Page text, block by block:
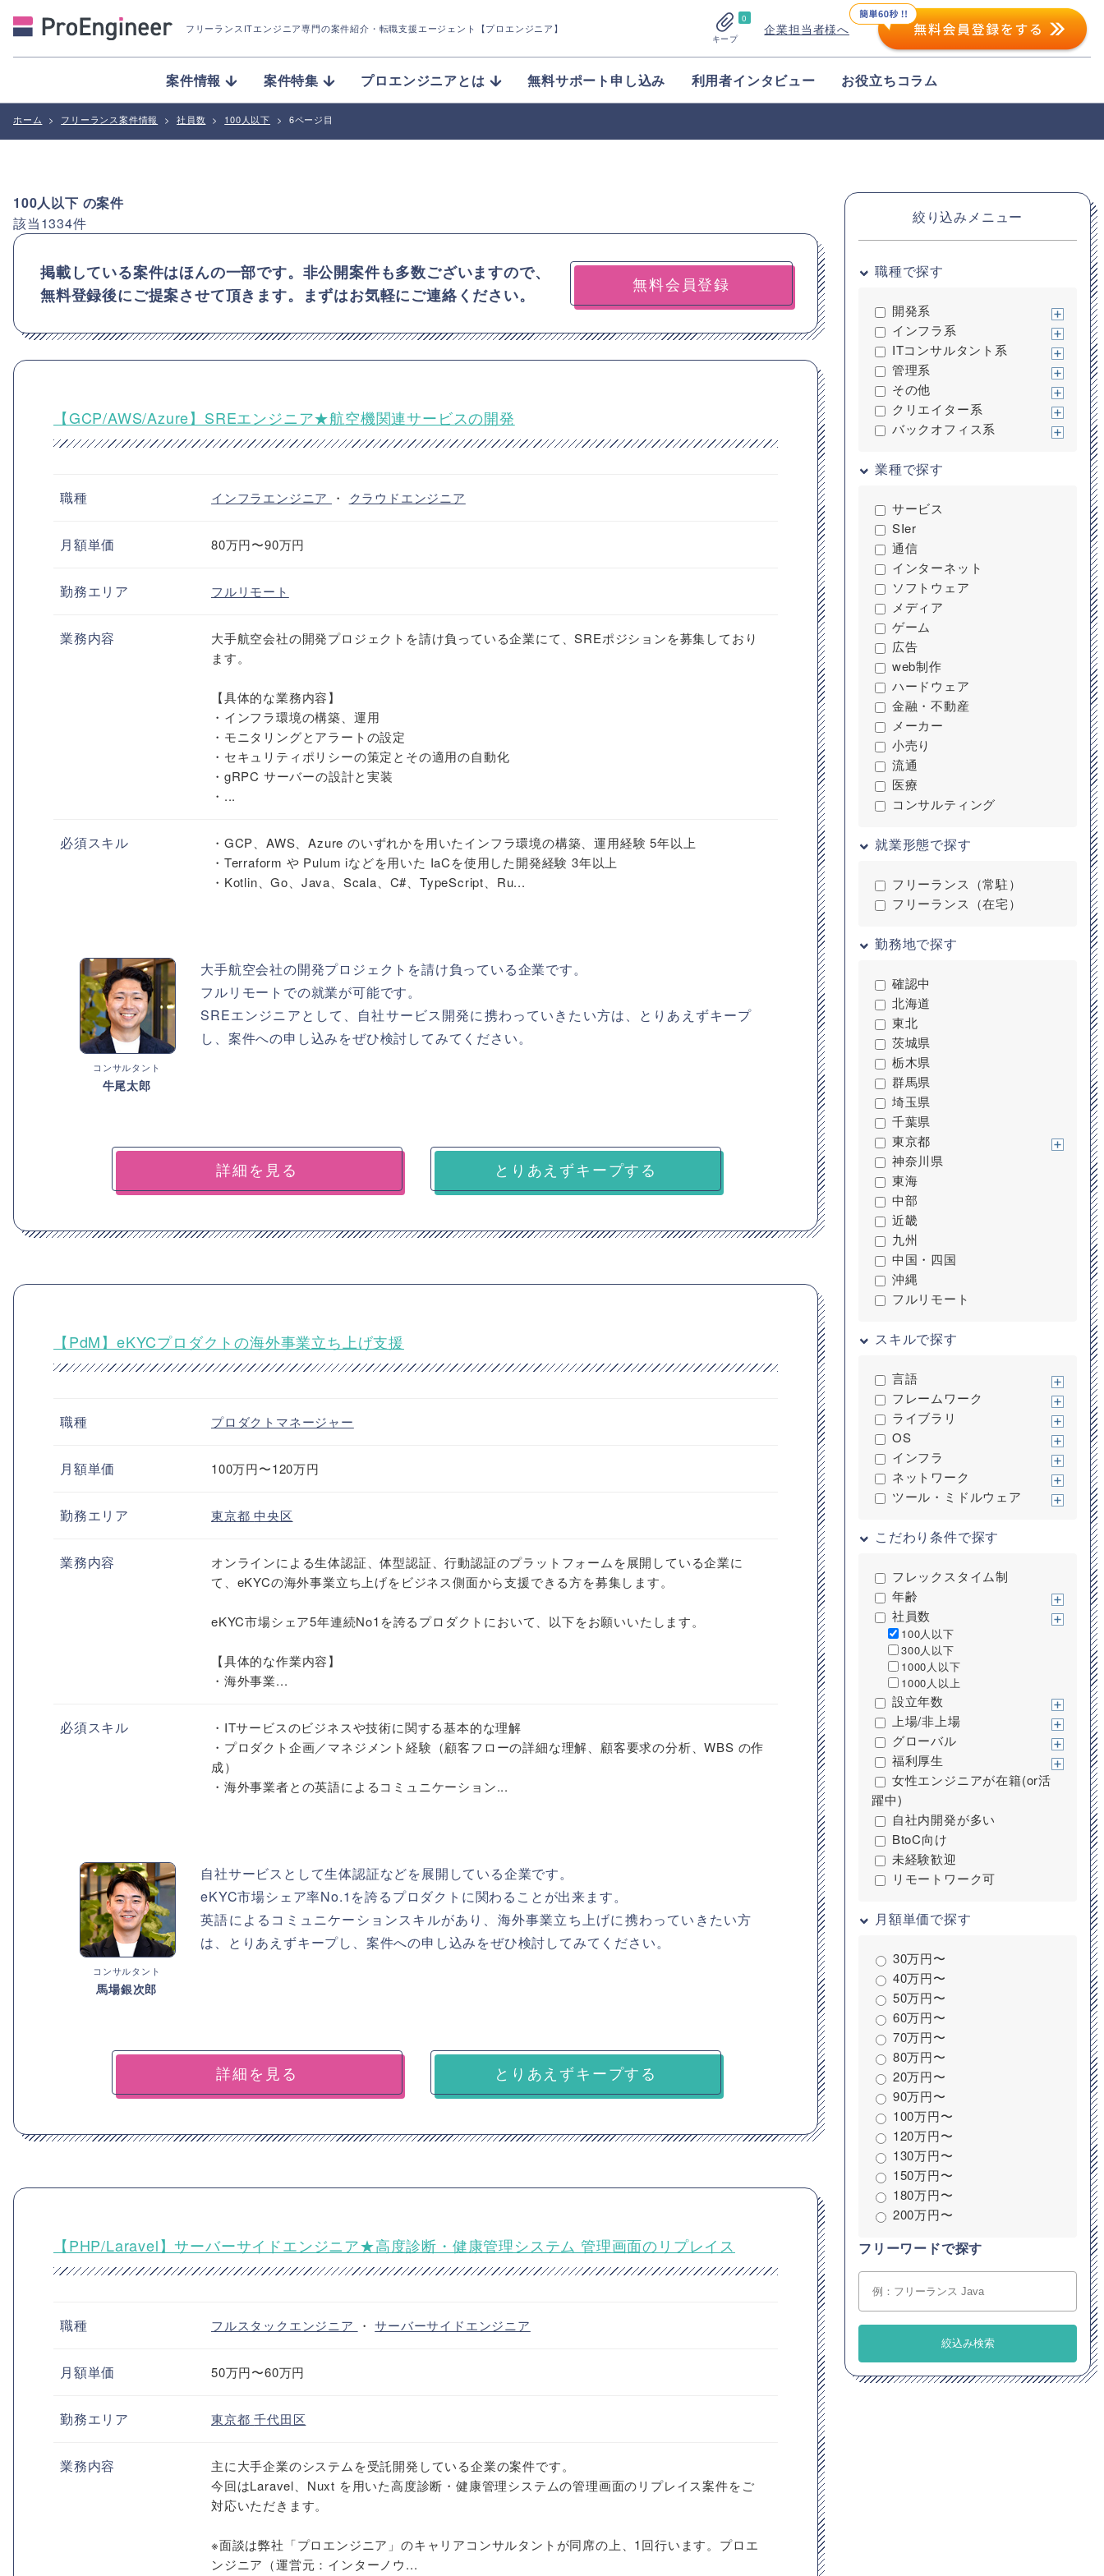
フリーランスITエンジニア専門の案件紹介 ・転職支援エージェント【プロエンジニア】
0
キープ
企業担当者様へ
案件情報 案件特集 プロエンジニアとは 無料サポート申し込み 利用者インタビュー お役立ちコラム
ホーム > フリーランス案件情報 > 社員数 > 100人以下 > 6ページ目
100人以下 の案件
該当1334件
掲載している案件はほんの一部です。非公開案件も多数ございますので、
無料登録後にご提案させて頂きます。まずはお気軽にご連絡ください。
無料会員登録
【GCP/AWS/Azure】SREエンジニア★航空機関連サービスの開発
職種 インフラエンジニア ・ クラウドエンジニア
月額単価 80万円〜90万円
勤務エリア フルリモート
業務内容
大手航空会社の開発プロジェクトを請け負っている企業にて、SREポジションを募集しており
ます。
【具体的な業務内容】
・インフラ環境の構築、運用
・モニタリングとアラートの設定
・セキュリティポリシーの策定とその適用の自動化
・gRPC サーバーの設計と実装
・...
必須スキル
・GCP、AWS、Azure のいずれかを用いたインフラ環境の構築、運用経験 5年以上
・Terraform や Pulum iなどを用いた IaCを使用した開発経験 3年以上
・Kotlin、Go、Java、Scala、C#、TypeScript、Ru...
コンサルタント
牛尾太郎
大手航空会社の開発プロジェクトを請け負っている企業です。
フルリモートでの就業が可能です。
SREエンジニアとして、自社サービス開発に携わっていきたい方は、とりあえずキープ
し、案件への申し込みをぜひ検討してみてください。
詳細を見る とりあえずキープする
【PdM】eKYCプロダクトの海外事業立ち上げ支援
職種 プロダクトマネージャー
月額単価 100万円〜120万円
勤務エリア 東京都中央区
業務内容
オンラインによる生体認証、体型認証、行動認証のプラットフォームを展開している企業に
て、eKYCの海外事業立ち上げをビジネス側面から支援できる方を募集します。
eKYC市場シェア5年連続No1を誇るプロダクトにおいて、以下をお願いいたします。
【具体的な作業内容】
・海外事業...
必須スキル
・ITサービスのビジネスや技術に関する基本的な理解
・プロダクト企画／マネジメント経験（顧客フローの詳細な理解、顧客要求の分析、WBS の作
成）
・海外事業者との英語によるコミュニケーション...
コンサルタント
馬場銀次郎
自社サービスとして生体認証などを展開している企業です。
eKYC市場シェア率No.1を誇るプロダクトに関わることが出来ます。
英語によるコミュニケーションスキルがあり、海外事業立ち上げに携わっていきたい方
は、とりあえずキープし、案件への申し込みをぜひ検討してみてください。
詳細を見る とりあえずキープする
【PHP/Laravel】サーバーサイドエンジニア★高度診断・健康管理システム 管理画面のリプレイス
職種 フルスタックエンジニア ・サーバーサイドエンジニア
月額単価 50万円〜60万円
勤務エリア 東京都千代田区
業務内容
主に大手企業のシステムを受託開発している企業の案件です。
今回はLaravel、Nuxt を用いた高度診断・健康管理システムの管理画面のリプレイス案件をご
対応いただきます。
※面談は弊社「プロエンジニア」のキャリアコンサルタントが同席の上、1回行います。プロエ
ンジニア（運営元：インターノウ...
絞り込みメニュー
職種で探す
開発系
インフラ系
ITコンサルタント系
管理系
その他
クリエイター系
バックオフィス系
業種で探す
サービス
SIer
通信
インターネット
ソフトウェア
メディア
ゲーム
広告
web制作
ハードウェア
金融・不動産
メーカー
小売り
流通
医療
コンサルティング
就業形態で探す
フリーランス（常駐）
フリーランス（在宅）
勤務地で探す
確認中
北海道
東北
茨城県
栃木県
群馬県
埼玉県
千葉県
東京都
神奈川県
東海
中部
近畿
九州
中国・四国
沖縄
フルリモート
スキルで探す
言語
フレームワーク
ライブラリ
OS
インフラ
ネットワーク
ツール・ミドルウェア
こだわり条件で探す
フレックスタイム制
年齢
社員数
100人以下
300人以下
1000人以下
1000人以上
設立年数
上場/非上場
グローバル
福利厚生
女性エンジニアが在籍(or活
躍中)
自社内開発が多い
BtoC向け
未経験歓迎
リモートワーク可
月額単価で探す
30万円〜
40万円〜
50万円〜
60万円〜
70万円〜
80万円〜
20万円〜
90万円〜
100万円〜
120万円〜
130万円〜
150万円〜
180万円〜
200万円〜
フリーワードで探す